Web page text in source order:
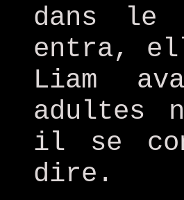
dans le
entra,
Liam
adultes
il se
dire.